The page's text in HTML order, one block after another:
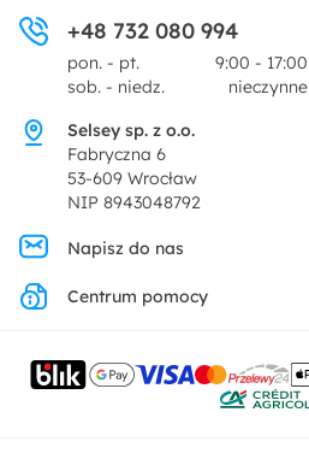
Dekoracje i akcesoria
Promocje
Zwroty
Pytania i odpowiedzi
Centrum prasowe
Regulamin
Polityka prywatności
Ustawienia prywatności
Kontakt
+48 732 080 994
pon. - pt.
9:00 - 17:00
sob. - niedz.
nieczynne
Selsey sp. z o.o.
Fabryczna 6
53-609 Wrocław
NIP 8943048792
Napisz do nas
Centrum pomocy